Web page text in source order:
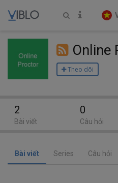
Online
Theo dõi
Bài viết Series Câu hỏi
2
Bài viết
0
Câu hỏi